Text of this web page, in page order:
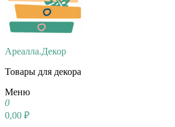
Ареалла.Декор
Товары для декора
Меню
0
0,00 ₽